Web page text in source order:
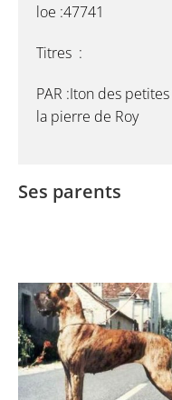
loe :47741
Titres :
PAR :Iton des
la pierre de Roy
Ses parents